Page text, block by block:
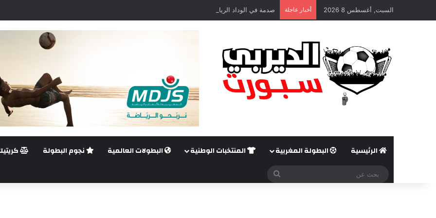
السبت, أغسطس 8 2026 أخبار عاجلة صدمة في الوداد الرياضي.. غيليرمي فيريرا يقترب من الجراحة بعد قطع في الرباط الصليبي
الرئيسية البطولة المغربية المنتخبات الوطنية البطولات العالمية نجوم البطولة